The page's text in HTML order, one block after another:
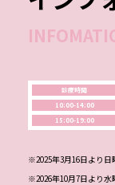
診療時間
10:00-14:00
15:00-19:00
※2025年3月16日より日
※2026年10月7日より水